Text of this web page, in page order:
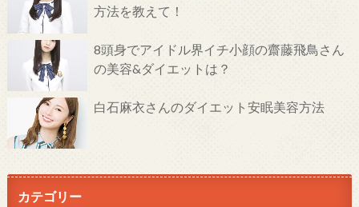
方法を教えて！
8頭身でアイドル界イチ小顔の齋藤飛鳥さん
の美容&ダイエットは？
白石麻衣さんのダイエット安眠美容方法
カテゴリー